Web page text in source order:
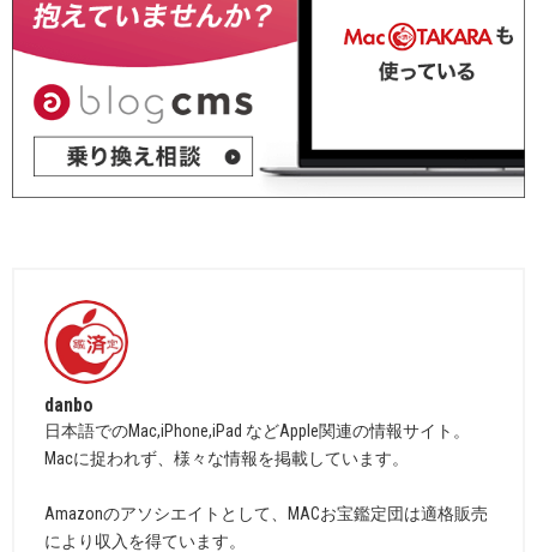
danbo
日本語でのMac,iPhone,iPad などApple関連の情報サイト。
Macに捉われず、様々な情報を掲載しています。
Amazonのアソシエイトとして、MACお宝鑑定団は適格販売
により収入を得ています。